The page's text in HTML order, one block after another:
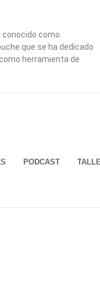
conocido como
que se ha dedicado
herramienta de
PODCAST